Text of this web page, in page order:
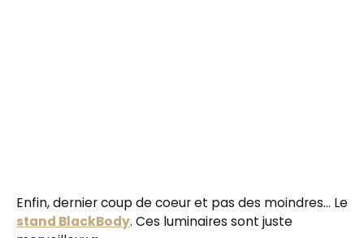
Enfin, dernier coup de coeur et pas des moindres… Le
stand BlackBody. Ces luminaires sont juste